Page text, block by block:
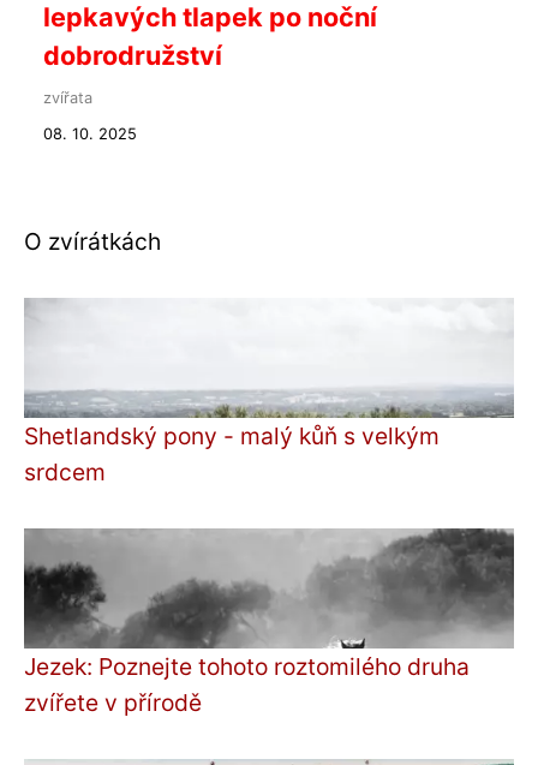
lepkavých tlapek po noční
dobrodružství
zvířata
08. 10. 2025
O zvírátkách
Shetlandský pony - malý kůň s velkým
srdcem
Jezek: Poznejte tohoto roztomilého druha
zvířete v přírodě